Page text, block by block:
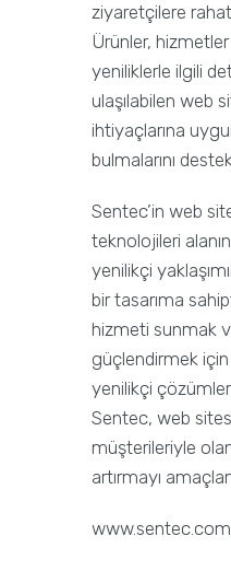
ziyaretçilere
Ürünler,
yeniliklerle ilgili
ulaşılabilen web
ihtiyaçlarına
bulmalarını
Sentec’in web
teknolojileri
yenilikçi
bir tasarıma
hizmeti sunmak
güçlendirmek
yenilikçi
Sentec, web sitesi
müşterileriyle
artırmayı